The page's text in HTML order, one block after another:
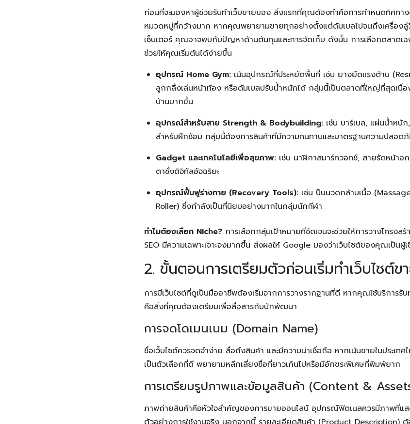
ก่อนที่จะมองหาผู้ช่วยรับทำเว็บขายของ สิ่งแรกที่คุณต้องทำคือการกำหนดทิศทา
หมวดหมู่ที่กว้างมาก หากคุณพยายามขายทุกอย่างตั้งแต่ดัมเบลไปจนถึงเครื่อง
เซ็นเตอร์ คุณอาจพบกับปัญหาด้านต้นทุนและการจัดเก็บ ดังนั้น การเลือกตลาดเ
ช่วยให้คุณเริ่มต้นได้ง่ายขึ้น
อุปกรณ์ Home Gym: เน้นอุปกรณ์ที่ประหยัดพื้นที่ เช่น ยางยืดแรงต้าน
ลูกกลิ้งเล่นหน้าท้อง หรือดัมเบลปรับน้ำหนักได้ กลุ่มนี้เป็นตลาดที่ใหญ่ที่สุดเนื่
บ้านมากขึ้น
อุปกรณ์สำหรับสาย Strength & Bodybuilding: เช่น บาร์เบล, แผ่นน้ำหนั
สำหรับฝึกซ้อม กลุ่มนี้ต้องการสินค้าที่มีความทนทานและมาตรฐานความปลอด
Gadget และเทคโนโลยีเพื่อสุขภาพ: เช่น นาฬิกาสมาร์ทวอทช์, สายรัดหน้าอ
ตาชั่งดิจิทัลอัจฉริยะ
อุปกรณ์ฟื้นฟูร่างกาย (Recovery Tools): เช่น ปืนนวดกล้ามเนื้อ
Roller) ซึ่งกำลังเป็นที่นิยมอย่างมากในกลุ่มนักกีฬา
ทำไมต้องเลือก Niche? การเลือกกลุ่มเป้าหมายที่ชัดเจนจะช่วยให้การวางโครงส
SEO มีความเฉพาะเจาะจงมากขึ้น ส่งผลให้ Google มองว่าเว็บไซต์ของคุณเป็น
2. ขั้นตอนการเตรียมตัวก่อนเริ่มทำเว็บไซต์ข
การมีเว็บไซต์ที่ดูเป็นมืออาชีพต้องเริ่มจากการวางรากฐานที่ดี หากคุณใช้บริการรั
คือสิ่งที่คุณต้องเตรียมเพื่อสื่อสารกับนักพัฒนา
การจดโดเมนเนม (Domain Name)
ชื่อเว็บไซต์ควรจดจำง่าย สื่อถึงสินค้า และมีความน่าเชื่อถือ หากเน้นขายในประเท
เป็นตัวเลือกที่ดี พยายามหลีกเลี่ยงชื่อที่ยาวเกินไปหรือมีอักขระพิเศษที่พิมพ์ยาก
การเตรียมรูปภาพและข้อมูลสินค้า (Content &
ภาพถ่ายสินค้าคือหัวใจสำคัญของการขายออนไลน์ อุปกรณ์ฟิตเนสควรมีภาพที่แ